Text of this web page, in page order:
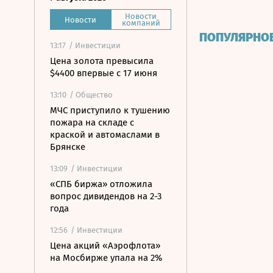
Новости Новости
компаний
13:17 / Инвестиции
Цена золота превысила
$4400 впервые с 17 июня
13:10 / Общество
МЧС приступило к тушению
пожара на складе с
краской и автомаслами в
Брянске
13:09 / Инвестиции
«СПБ биржа» отложила
вопрос дивидендов на 2-3
года
12:56 / Инвестиции
Цена акций «Аэрофлота»
на Мосбирже упала на 2%